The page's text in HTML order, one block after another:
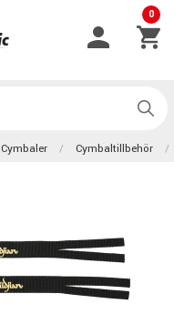
0
Cymbaler Cymbaltillbehör